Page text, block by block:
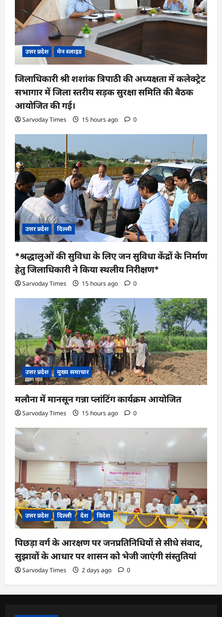
उत्तर प्रदेश मेन स्लाइड
जिलाधिकारी श्री शशांक त्रिपाठी की अध्यक्षता में कलेक्ट्रेट
सभागार में जिला स्तरीय सड़क सुरक्षा समिति की बैठक
आयोजित की गई।
Sarvoday Times 15 hours ago 0
उत्तर प्रदेश दिल्ली
*श्रद्धालुओं की सुविधा के लिए जन सुविधा केंद्रों के निर्माण
हेतु जिलाधिकारी ने किया स्थलीय निरीक्षण*
Sarvoday Times 15 hours ago 0
उत्तर प्रदेश मुख्य समाचार
मलौना में मानसून गन्ना प्लांटिंग कार्यक्रम आयोजित
Sarvoday Times 15 hours ago 0
उत्तर प्रदेश दिल्ली देश विदेश
पिछड़ा वर्ग के आरक्षण पर जनप्रतिनिधियों से सीधे संवाद,
सुझावों के आधार पर शासन को भेजी जाएंगी संस्तुतियां
Sarvoday Times 2 days ago 0